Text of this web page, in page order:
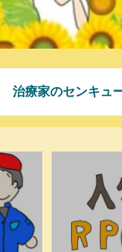
治療家のセンキュ